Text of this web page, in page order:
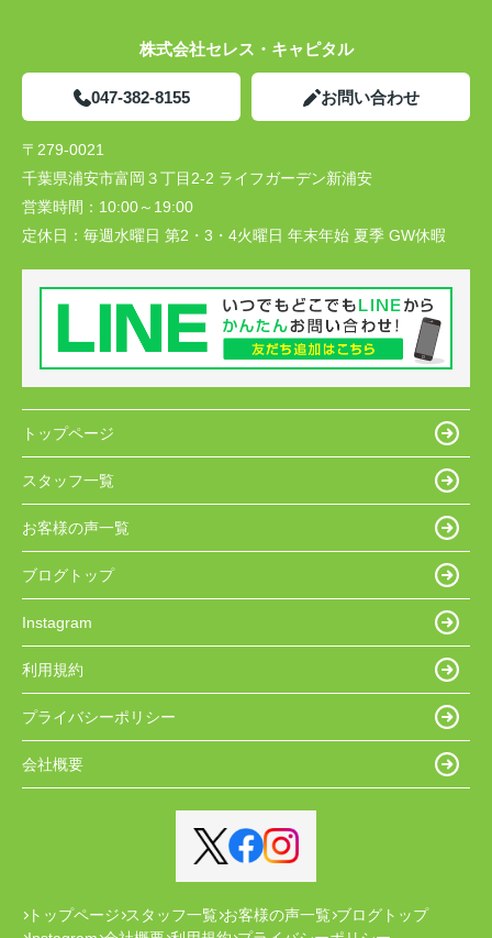
株式会社セレス・キャピタル
047-382-8155 お問い合わせ
〒279-0021
千葉県浦安市富岡３丁目2-2 ライフガーデン新浦安
営業時間： 10:00～19:00
定休日： 毎週水曜日 第2・3・4火曜日 年末年始 夏季 GW休暇
トップページ
スタッフ一覧
お客様の声一覧
ブログトップ
Instagram
利用規約
プライバシーポリシー
会社概要
トップページ スタッフ一覧 お客様の声一覧 ブログトップ